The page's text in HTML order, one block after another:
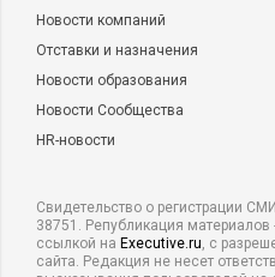
Новости компаний
Отставки и назначения
Новости образования
Новости Сообщества
HR-новости
Свидетельство о регистрации
38751. Републикация материалов
ссылкой на Executive.ru, с
сайта. Редакция не несет